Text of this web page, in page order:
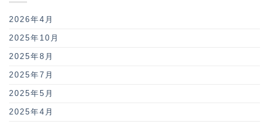
2026年4月
2025年10月
2025年8月
2025年7月
2025年5月
2025年4月